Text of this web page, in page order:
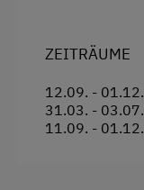
Wir bieten
edlen
bis hin zum
Pferd dabei.
ZEITRÄUME
12.09. -
31.03. -
11.09. -